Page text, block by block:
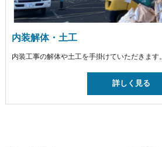
内装解体・土工
内装工事の解体や土工を手掛けていただきます。
詳しく見る